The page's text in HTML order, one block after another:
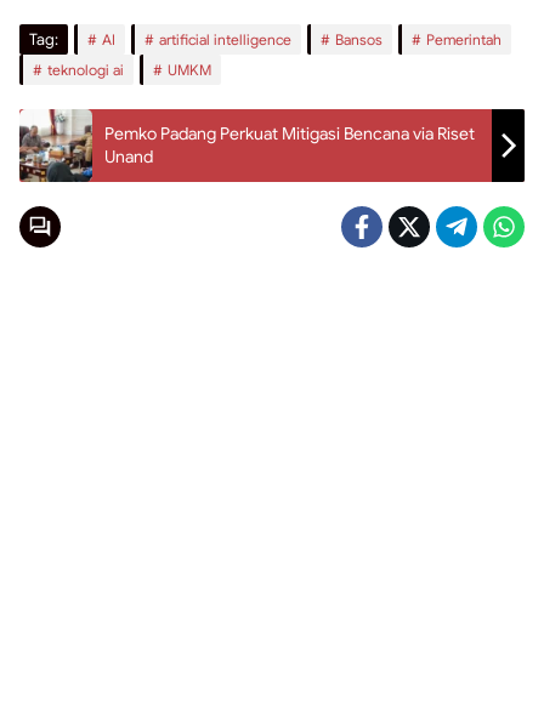
Tag: AI artificial intelligence Bansos
Pemerintah
teknologi ai
UMKM
Pemko Padang Perkuat Mitigasi Bencana via Riset
Unand